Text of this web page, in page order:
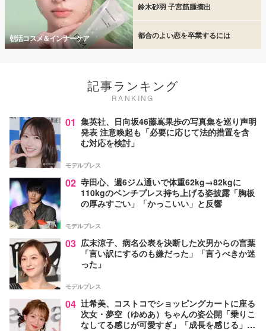
朝活コスメ＆インナーケア
鈴木砂羽 子宮筋腫摘出
都合のよい恋を卒業するには
記事ランキング
RANKING
01 集英社、日向坂46藤嶌果歩の写真集を巡り声明
発表 注意喚起も「必要に応じて法的措置を含
む対応を検討」
モデルプレス
02 寺田心、週6ジム通いで体重62kg→82kgに
110kgのベンチプレス持ち上げる姿披露「胸板
の厚みすごい」「かっこいい」と反響
モデルプレス
03 広末涼子、病名公表を決断した次男からの言葉
「言い訳にするのも嫌だった」「言うべきか迷
った」
モデルプレス
04 辻希美、コストコでショッピングカートに座る
次女・夢空（ゆめあ）ちゃんの姿公開「乗りこ
なしてる感じが可愛すぎ」「成長を感じる」の